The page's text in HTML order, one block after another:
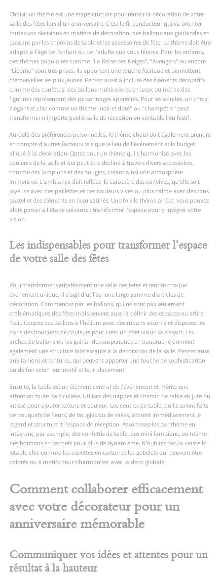
Choisir un thème est une étape cruciale pour réussir la décoration de votre
salle des fêtes lors d’un anniversaire. C’est le fil conducteur qui va orienter
toutes vos décisions en matière de décoration, des ballons aux guirlandes en
passant par les chemins de table et les accessoires de fête. Le thème doit être
adapté à l’âge de l’enfant ou de l’adulte que vous fêterez. Pour les enfants,
des thèmes populaires comme “La Reine des Neiges”, “Avengers” ou encore
“Licorne” sont très prisés. Ils apportent une touche féerique et permettent
d’émerveiller les plus jeunes. Pensez aussi à inclure des éléments décoratifs
comme des confettis, des ballons multicolores en latex ou même des
figurines représentant des personnages appréciés. Pour les adultes, un choix
élégant et chic comme un thème “noir et doré” ou “champêtre” peut
transformer n’importe quelle salle de réception en véritable lieu festif.
Au-delà des préférences personnelles, le thème choisi doit également prendre
en compte d’autres facteurs tels que le lieu de l’événement et le budget
alloué à la décoration. Optez pour un thème qui s’harmonise avec les
couleurs de la salle et qui peut être décliné à travers divers accessoires,
comme des lampions et des bougies, créant ainsi une atmosphère
immersive. L’ambiance doit refléter le caractère des convives, qu’elle soit
joyeuse avec des paillettes et des couleurs vives ou plus calme avec des tons
pastel et des éléments en tissu satinés. Une fois le thème arrêté, vous pouvez
alors passer à l’étape suivante : transformer l’espace pour y intégrer votre
vision.
Les indispensables pour transformer l’espace
de votre salle des fêtes
Pour transformer véritablement une salle des fêtes et rendre chaque
événement unique, il s’agit d’utiliser une large gamme d’articles de
décoration. Commencez par les ballons, qui ne sont pas seulement
emblématiques des fêtes mais servent aussi à définir des espaces ou attirer
l’œil. Coupez ces ballons à l’hélium avec des rubans assortis et disposez-les
dans des bouquets de couleurs pour créer un effet visuel saisissant. Les
arches de ballons ou les guirlandes suspendues en baudruche donnent
également une structure intéressante à la décoration de la salle. Pensez aussi
aux fanions et tentures, qui peuvent apporter une touche de sophistication
ou de fun selon leur motif et leur placement.
Ensuite, la table est un élément central de l’événement et mérite une
attention toute particulière. Utilisez des nappes et chemin de table en jute ou
intissé pour ajouter texture et couleur. Les centres de table, qu’ils soient faits
de bouquets de fleurs, de bougies ou de vases, attirent immédiatement le
regard et structurent l’espace de réception. Assortissez-les par thème en
intégrant, par exemple, des confettis de table, des mini lampions, ou même
des bonbons en sachets pour plus de dynamisme. N’oubliez pas la vaisselle
jetable chic comme les assiettes en carton et les gobelets qui peuvent être
colorés ou à motifs pour s’harmoniser avec la déco globale.
Comment collaborer efficacement
avec votre décorateur pour un
anniversaire mémorable
Communiquer vos idées et attentes pour un
résultat à la hauteur